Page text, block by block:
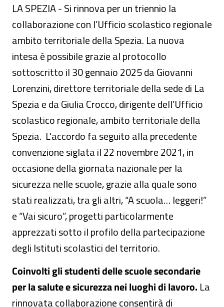
LA SPEZIA - Si rinnova per un triennio la
collaborazione con l’Ufficio scolastico regionale
ambito territoriale della Spezia. La nuova
intesa è possibile grazie al protocollo
sottoscritto il 30 gennaio 2025 da Giovanni
Lorenzini, direttore territoriale della sede di La
Spezia e da Giulia Crocco, dirigente dell’Ufficio
scolastico regionale, ambito territoriale della
Spezia. L'accordo fa seguito alla precedente
convenzione siglata il 22 novembre 2021, in
occasione della giornata nazionale per la
sicurezza nelle scuole, grazie alla quale sono
stati realizzati, tra gli altri, “A scuola… leggeri!”
e “Vai sicuro”, progetti particolarmente
apprezzati sotto il profilo della partecipazione
degli Istituti scolastici del territorio.
Coinvolti gli studenti delle scuole secondarie
per la salute e sicurezza nei luoghi di lavoro. La
rinnovata collaborazione consentirà di